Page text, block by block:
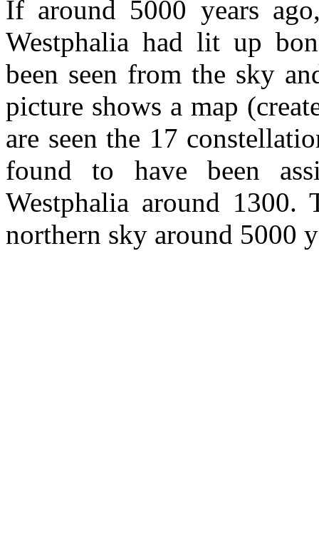
If around 5000 years
Westphalia had lit up
been seen from the sky
picture shows a map
are seen the 17
found to have been
Westphalia around 1300.
northern sky around 5000